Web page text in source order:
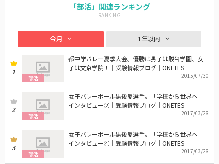
「部活」関連ランキング
今月 1年以内
1
部活
都中学バレー夏季大会。優勝は男子は駿台学園、女
子は文京学院！｜受験情報ブログ｜ONETES
2015/07/30
2
部活
女子バレーボール黒後愛選手。「学校から世界へ」
インタビュー②｜受験情報ブログ｜ONETES
2017/03/28
3
部活
女子バレーボール黒後愛選手。「学校から世界へ」
インタビュー④｜受験情報ブログ｜ONETES
2017/03/28